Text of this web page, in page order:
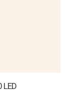
LED